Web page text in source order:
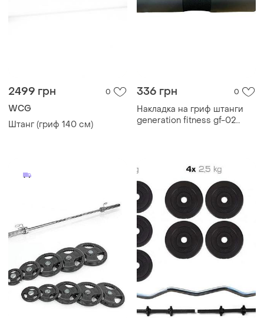
2499 грн 0
WCG
Штанг (гриф 140 см)
336 грн 0
Накладка на гриф штанги
generation fitness gf-02